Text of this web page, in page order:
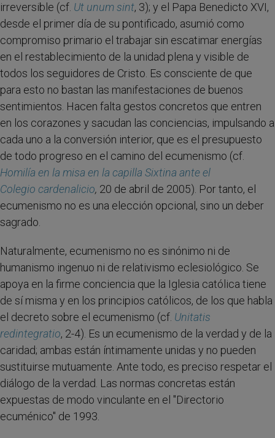
irreversible (cf. Ut unum sint, 3); y el Papa Benedicto XVI,
desde el primer día de su pontificado, asumió como
compromiso primario el trabajar sin escatimar energías
en el restablecimiento de la unidad plena y visible de
todos los seguidores de Cristo. Es consciente de que
para esto no bastan las manifestaciones de buenos
sentimientos. Hacen falta gestos concretos que entren
en los corazones y sacudan las conciencias, impulsando a
cada uno a la conversión interior, que es el presupuesto
de todo progreso en el camino del ecumenismo (cf.
Homilía en la misa en la capilla Sixtina ante el
Colegio cardenalicio, 20 de abril de 2005). Por tanto, el
ecumenismo no es una elección opcional, sino un deber
sagrado.
Naturalmente, ecumenismo no es sinónimo ni de
humanismo ingenuo ni de relativismo eclesiológico. Se
apoya en la firme conciencia que la Iglesia católica tiene
de sí misma y en los principios católicos, de los que habla
el decreto sobre el ecumenismo (cf. Unitatis
redintegratio, 2-4). Es un ecumenismo de la verdad y de la
caridad; ambas están íntimamente unidas y no pueden
sustituirse mutuamente. Ante todo, es preciso respetar el
diálogo de la verdad. Las normas concretas están
expuestas de modo vinculante en el "Directorio
ecuménico" de 1993.